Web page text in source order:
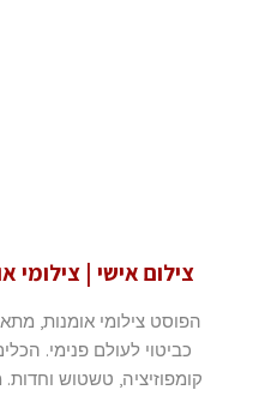
צילום אישי | צילומי
הפוסט צילומי אומנות,
כביטוי לעולם פנימי.
קומפוזיציה, טשטוש